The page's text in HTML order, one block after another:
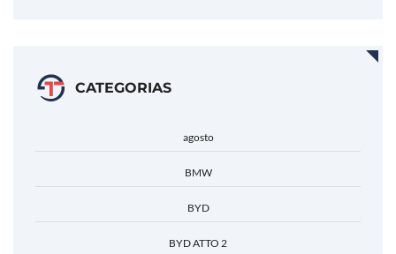
CATEGORIAS
agosto
BMW
BYD
BYD ATTO 2